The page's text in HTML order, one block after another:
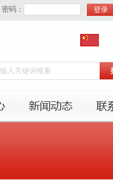
密码：